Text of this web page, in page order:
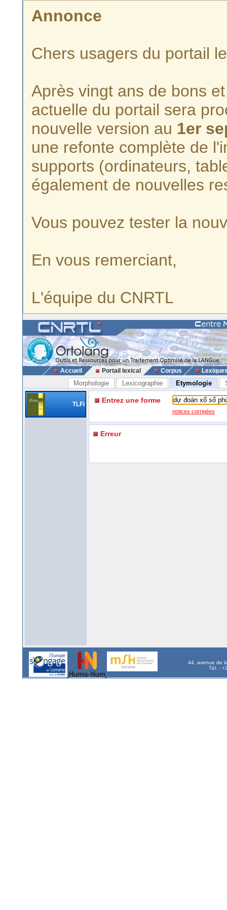
Annonce
Chers usagers du portail
Après vingt ans de bons
actuelle du portail sera
nouvelle version au 1er
une refonte complète de
supports (ordinateurs,
également de nouvelles
Vous pouvez tester la
En vous remerciant,
L'équipe du CNRTL
Accueil Portail lexical Corpus
Morphologie Lexicographie Etymologie
TLFi Entrez une forme
notices corrigées
Erreur
44, avenue de
Tél. :